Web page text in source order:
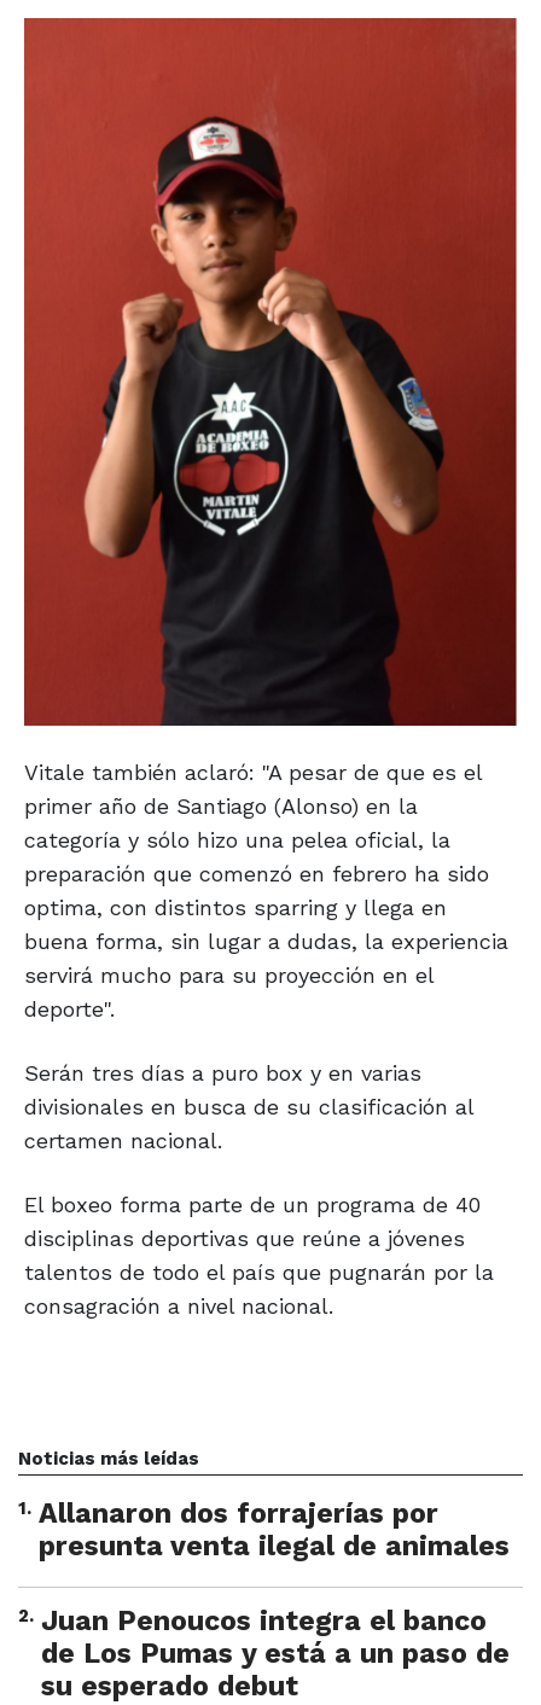
Vitale también aclaró: "A pesar de que es el
primer año de Santiago (Alonso) en la
categoría y sólo hizo una pelea oficial, la
preparación que comenzó en febrero ha sido
optima, con distintos sparring y llega en
buena forma, sin lugar a dudas, la experiencia
servirá mucho para su proyección en el
deporte".
Serán tres días a puro box y en varias
divisionales en busca de su clasificación al
certamen nacional.
El boxeo forma parte de un programa de 40
disciplinas deportivas que reúne a jóvenes
talentos de todo el país que pugnarán por la
consagración a nivel nacional.
Noticias más leídas
1. Allanaron dos forrajerías por
presunta venta ilegal de animales
2. Juan Penoucos integra el banco
de Los Pumas y está a un paso de
su esperado debut